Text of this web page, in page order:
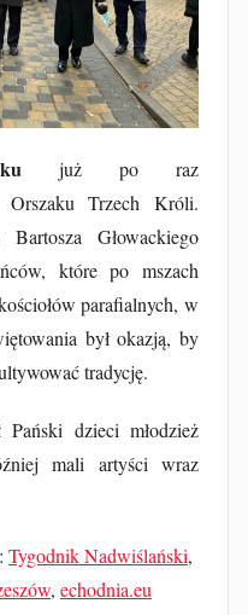
już po raz
Orszaku Trzech Króli.
Głowackiego
które po mszach
parafialnych, w
był okazją, by
tradycję.
dzieci młodzież
mali artyści wraz
Tygodnik Nadwiślański,
, echodnia.eu